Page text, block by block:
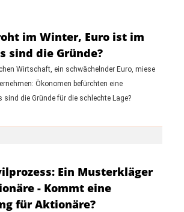
im Winter, Euro ist im
sind die Gründe?
Wirtschaft, ein schwächelnder Euro, miese
Ökonomen befürchten eine
die Gründe für die schlechte Lage?
Ein Musterkläger
- Kommt eine
für Aktionäre?